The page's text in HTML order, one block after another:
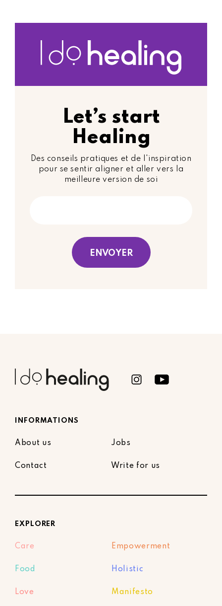
Let’s start
Healing
Des conseils pratiques et de l'inspiration
pour se sentir aligner et aller vers la
meilleure version de soi
INFORMATIONS
About us Jobs
Contact Write for us
EXPLORER
Care Empowerment
Food Holistic
Love Manifesto